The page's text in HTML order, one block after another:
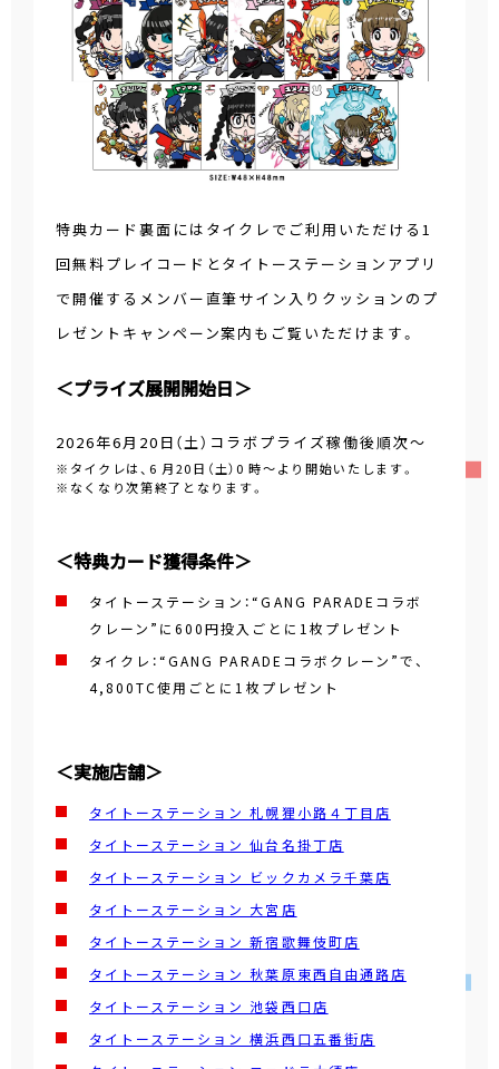
特典カード裏面にはタイクレでご利用いただける1
回無料プレイコードとタイトーステーションアプリ
で開催するメンバー直筆サイン入りクッションのプ
レゼントキャンペーン案内もご覧いただけます。
＜プライズ展開開始日＞
2026年6月20日（土）コラボプライズ稼働後順次～
※タイクレは、6 月20日（土）0 時～より開始いたします。
※なくなり次第終了となります。
＜特典カード獲得条件＞
タイトーステーション：“GANG PARADEコラボ
クレーン”に600円投入ごとに1枚プレゼント
タイクレ：“GANG PARADEコラボクレーン”で、
4,800TC使用ごとに1枚プレゼント
＜実施店舗＞
タイトーステーション 札幌狸小路４丁目店
タイトーステーション 仙台名掛丁店
タイトーステーション ビックカメラ千葉店
タイトーステーション 大宮店
タイトーステーション 新宿歌舞伎町店
タイトーステーション 秋葉原東西自由通路店
タイトーステーション 池袋西口店
タイトーステーション 横浜西口五番街店